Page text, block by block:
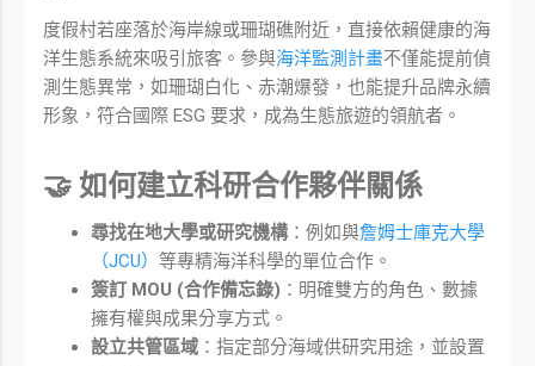
度假村若座落於海岸線或珊瑚礁附近，直接依賴健康的海
洋生態系統來吸引旅客。參與海洋監測計畫不僅能提前偵
測生態異常，如珊瑚白化、赤潮爆發，也能提升品牌永續
形象，符合國際 ESG 要求，成為生態旅遊的領航者。
🤝 如何建立科研合作夥伴關係
尋找在地大學或研究機構：例如與詹姆士庫克大學
（JCU） 等專精海洋科學的單位合作。
簽訂 MOU (合作備忘錄) ：明確雙方的角色、數據
擁有權與成果分享方式。
設立共管區域 ：指定部分海域供研究用途，並設置